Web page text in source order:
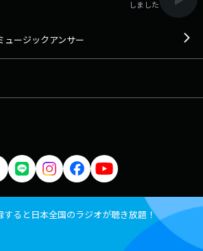
しました
ュージックアンサー
すると日本全国のラジオが聴き放題！